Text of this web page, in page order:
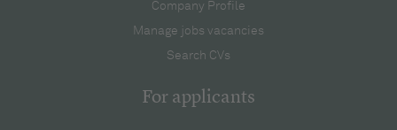
Company Profile
Manage jobs vacancies
Search CVs
For applicants